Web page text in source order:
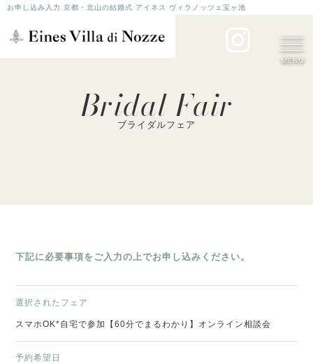
お申し込み入力 京都・北山の結婚式 アイネス ヴィラノッツェ宝ヶ池
MENU
Bridal Fair
ブライダルフェア
下記に必要事項をご入力の上でお申し込みください。
選択されたフェア
スマホOK*自宅で参加【60分でまるわかり】オンライン相談会
予約希望日